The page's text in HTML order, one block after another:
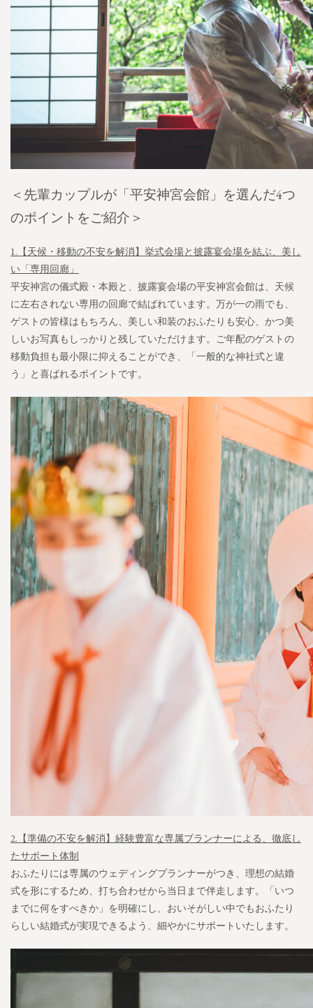
＜先輩カップルが「平安神宮会館」を選んだ4つ
のポイントをご紹介＞
1.【天候・移動の不安を解消】挙式会場と披露宴会場を結ぶ、美し
い「専用回廊」
平安神宮の儀式殿・本殿と、披露宴会場の平安神宮会館は、天候
に左右されない専用の回廊で結ばれています。万が一の雨でも、
ゲストの皆様はもちろん、美しい和装のおふたりも安心、かつ美
しいお写真もしっかりと残していただけます。ご年配のゲストの
移動負担も最小限に抑えることができ、「一般的な神社式と違
う」と喜ばれるポイントです。
2.【準備の不安を解消】経験豊富な専属プランナーによる、徹底し
たサポート体制
おふたりには専属のウェディングプランナーがつき、理想の結婚
式を形にするため、打ち合わせから当日まで伴走します。「いつ
までに何をすべきか」を明確にし、おいそがしい中でもおふたり
らしい結婚式が実現できるよう、細やかにサポートいたします。